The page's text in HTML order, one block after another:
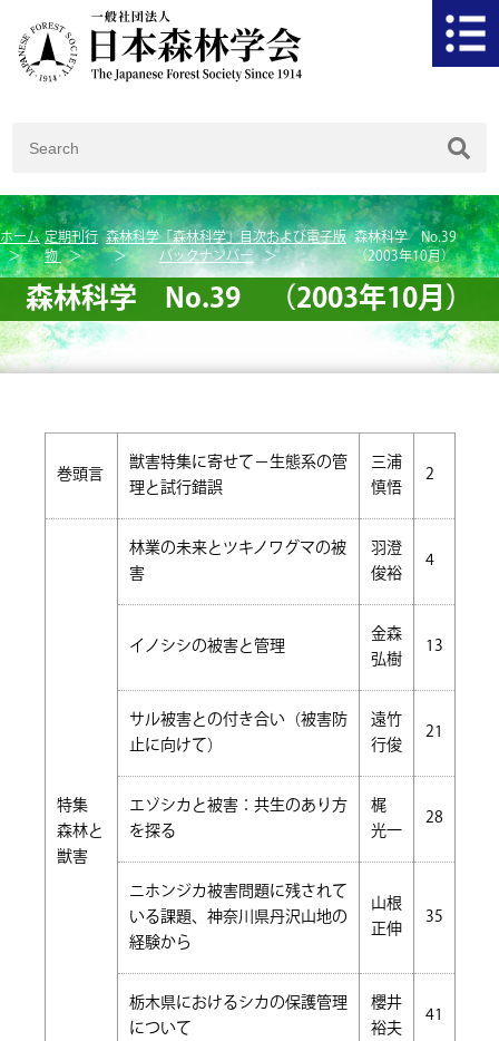
ホーム 定期刊行
物
森林科学「森林科学」目次および電子版
バックナンバー
森林科学 No.39
（2003年10月）
森林科学 No.39 （2003年10月）
巻頭言
獣害特集に寄せて－生態系の管
理と試行錯誤
三浦
慎悟
2
特集
森林と
獣害
林業の未来とツキノワグマの被
害
羽澄
俊裕
4
イノシシの被害と管理
金森
弘樹
13
サル被害との付き合い（被害防
止に向けて）
遠竹
行俊
21
エゾシカと被害：共生のあり方
を探る
梶
光一
28
ニホンジカ被害問題に残されて
いる課題、神奈川県丹沢山地の
経験から
山根
正伸
35
栃木県におけるシカの保護管理
について
櫻井
裕夫
41